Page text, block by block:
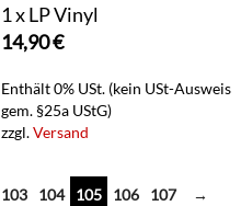
1 x LP Vinyl
14,90€
Enthält 0% USt. (kein USt-Ausweis
gem. §25a UStG)
zzgl.Versand
103 104 105 106 107 →